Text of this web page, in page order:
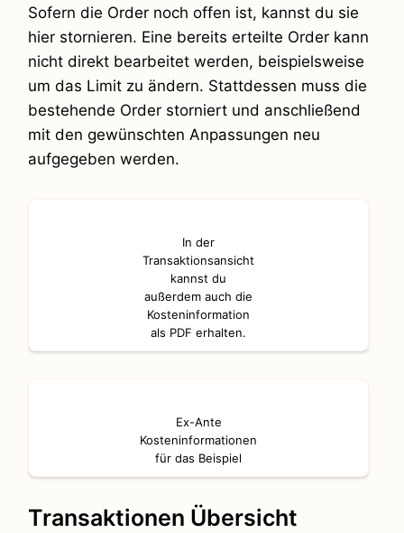
Sofern die Order noch offen ist, kannst du sie
hier stornieren. Eine bereits erteilte Order kann
nicht direkt bearbeitet werden, beispielsweise
um das Limit zu ändern. Stattdessen muss die
bestehende Order storniert und anschließend
mit den gewünschten Anpassungen neu
aufgegeben werden.
In der
Transaktionsansicht
kannst du
außerdem auch die
Kosteninformation
als PDF erhalten.
Ex-Ante
Kosteninformationen
für das Beispiel
Transaktionen Übersicht